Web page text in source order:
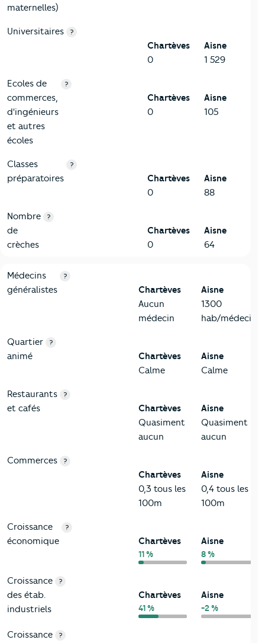
maternelles)
Universitaires ?
Chartèves
0
Aisne
1 529
Ecoles de
commerces,
d'ingénieurs
et autres
écoles
?
Chartèves
0
Aisne
105
Classes
préparatoires
?
Chartèves
0
Aisne
88
Nombre
de
crèches
?
Chartèves
0
Aisne
64
5-Commerces
Critères Chartèves
Médecins
généralistes
?
Chartèves
Aucun
médecin
Aisne
1300
hab/médecin
Quartier
animé
?
Chartèves
Calme
Aisne
Calme
Restaurants
et cafés
?
Chartèves
Quasiment
aucun
Aisne
Quasiment
aucun
Commerces ?
Chartèves
0,3 tous les
100m
Aisne
0,4 tous les
100m
Croissance
économique
?
Chartèves
11 %
Aisne
8 %
Croissance
des étab.
industriels
?
Chartèves
41 %
Aisne
-2 %
Croissance
?